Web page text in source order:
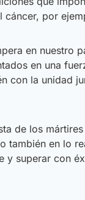
cáncer, por
en nuestro
en una
con la unidad
de los
también en lo
y superar con